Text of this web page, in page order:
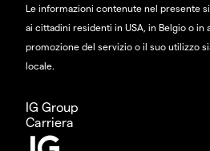
Le informazioni contenute nel presente
ai cittadini residenti in USA, in Belgio o in
promozione del servizio o il suo utilizzo
locale.
IG Group
Carriera